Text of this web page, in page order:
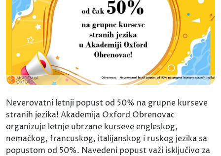
Neverovatni letnji popust od 50% na grupne kurseve
stranih jezika! Akademija Oxford Obrenovac
organizuje letnje ubrzane kurseve engleskog,
nemačkog, francuskog, italijanskog i ruskog jezika sa
popustom od 50%. Navedeni popust važi isključivo za